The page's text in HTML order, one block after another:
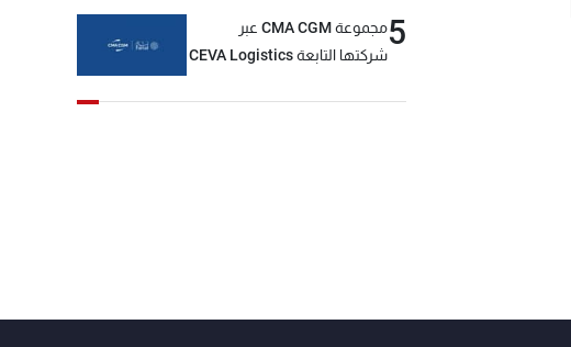
5
مجموعة CMA CGM عبر
شركتها التابعة CEVA Logistics